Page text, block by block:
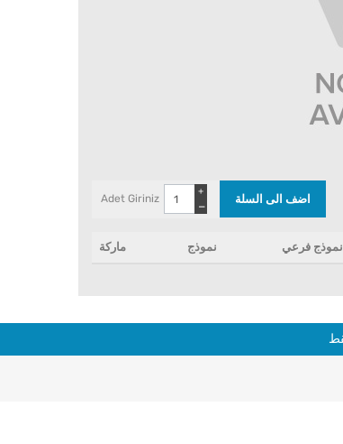
Adet Giriniz
−
+
ماركة نموذج نموذج فرعي